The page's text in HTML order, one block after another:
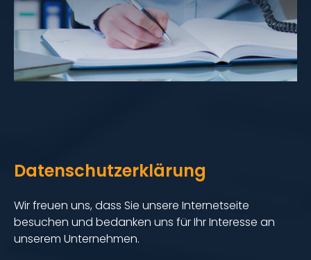
Datenschutzerklärung
Wir freuen uns, dass Sie unsere Internetseite
besuchen und bedanken uns für Ihr Interesse an
unserem Unternehmen.